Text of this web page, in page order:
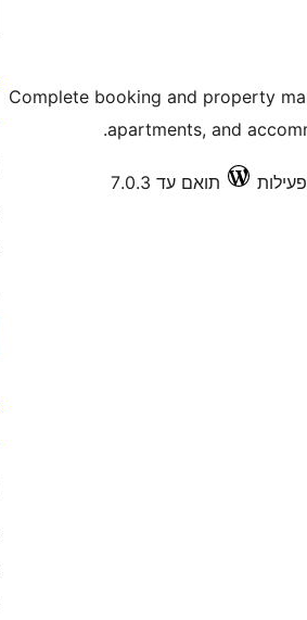
Complete booking and property
apartments, and
תואם עד 7.0.3